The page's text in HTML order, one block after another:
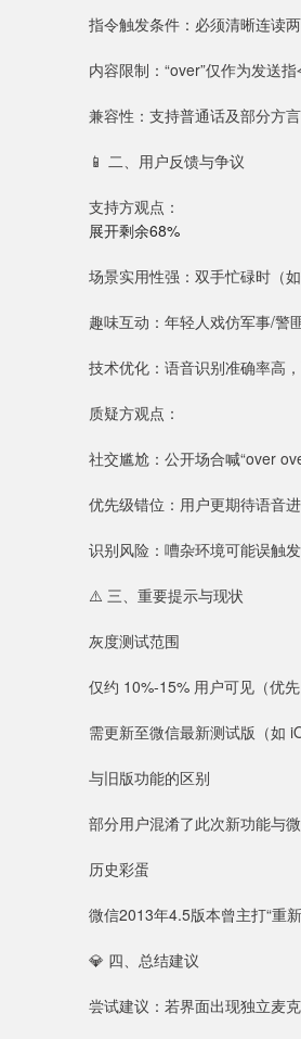
指令触发条件：必须清晰连读两
内容限制：“over”仅作为发送
兼容性：支持普通话及部分方
📱 二、用户反馈与争议
支持方观点：
展开剩余68%
场景实用性强：双手忙碌时（
趣味互动：年轻人戏仿军事/警
技术优化：语音识别准确率高
质疑方观点：
社交尴尬：公开场合喊“over
优先级错位：用户更期待语音
识别风险：嘈杂环境可能误触
⚠️ 三、重要提示与现状
灰度测试范围
仅约 10%-15% 用户可见（优
需更新至微信最新测试版（如
与旧版功能的区别
部分用户混淆了此次新功能与
历史彩蛋
微信2013年4.5版本曾主打“重
💎 四、总结建议
尝试建议：若界面出现独立麦